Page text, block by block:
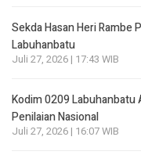
Sekda Hasan Heri Rambe
Labuhanbatu
Juli 27, 2026 | 17:43 WIB
Kodim 0209 Labuhanbatu
Penilaian Nasional
Juli 27, 2026 | 16:07 WIB